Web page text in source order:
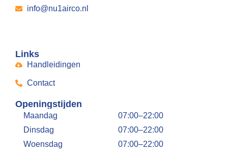
info@nu1airco.nl
Links
Handleidingen
Contact
Openingstijden
Maandag
07:00–22:00
Dinsdag
07:00–22:00
Woensdag
07:00–22:00